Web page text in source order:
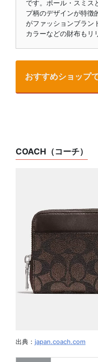
です。ポール・スミス
プ柄のデザインが特徴
がファッションブラン
カラーなどの財布もリ
おすすめショップ
COACH（コーチ）
出典： japan.coach.com